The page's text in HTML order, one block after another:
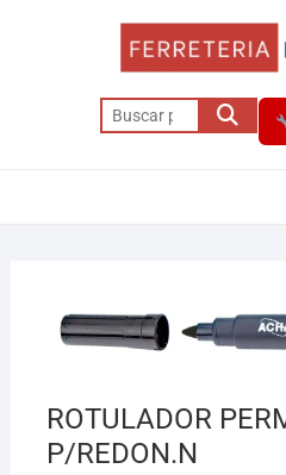
Buscar
por:
ROTULADOR
P/REDON.N
Asesor El Arroyo
Llamar (cerrado)